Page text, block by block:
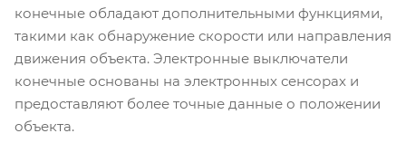
конечные обладают дополнительными функциями,
такими как обнаружение скорости или направления
движения объекта. Электронные выключатели
конечные основаны на электронных сенсорах и
предоставляют более точные данные о положении
объекта.